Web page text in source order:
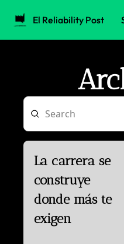
El Reliability Post
La carrera se
construye
donde más te
exigen